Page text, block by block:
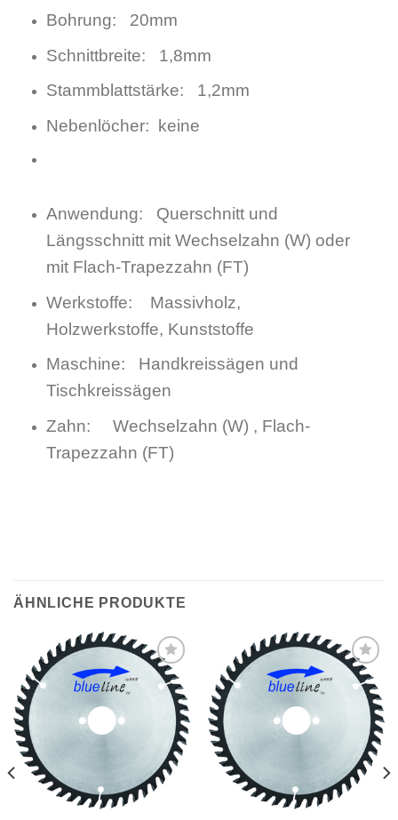
Bohrung: 20mm
Schnittbreite: 1,8mm
Stammblattstärke: 1,2mm
Nebenlöcher: keine
Anwendung: Querschnitt und
Längsschnitt mit Wechselzahn (W) oder
mit Flach-Trapezzahn (FT)
Werkstoffe: Massivholz,
Holzwerkstoffe, Kunststoffe
Maschine: Handkreissägen und
Tischkreissägen
Zahn: Wechselzahn (W) , Flach-
Trapezzahn (FT)
ÄHNLICHE PRODUKTE
hinzufügen
hinzufügen